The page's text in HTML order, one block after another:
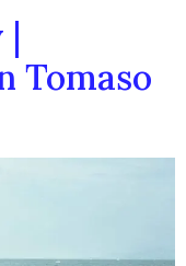
|
Tomaso